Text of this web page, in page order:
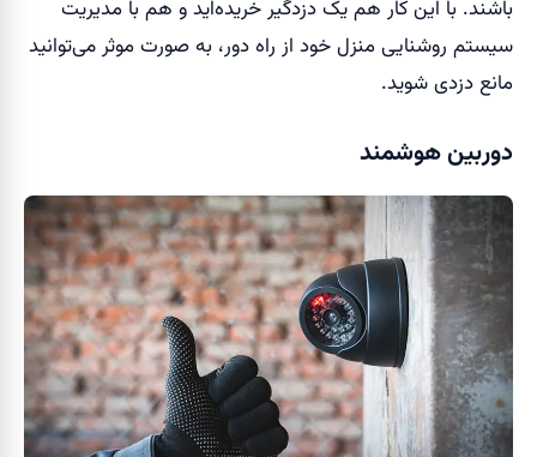
باشند. با این کار هم یک دزدگیر خریده‌اید و هم با مدیریت
سیستم روشنایی منزل خود از راه دور، به صورت موثر می‌توانید
مانع دزدی شوید.
دوربین هوشمند